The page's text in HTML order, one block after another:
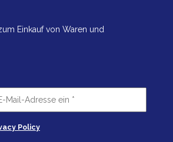
Einkauf von Waren und
Policy